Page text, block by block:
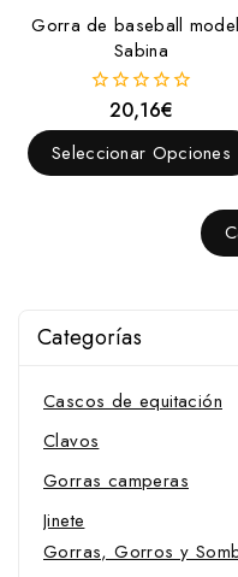
Gorra de baseball
Sabina
fuera
de
20,16€
Seleccionar Opciones
Categorías
Cascos de equitación
Clavos
Gorras camperas
Jinete
Gorras, Gorros y